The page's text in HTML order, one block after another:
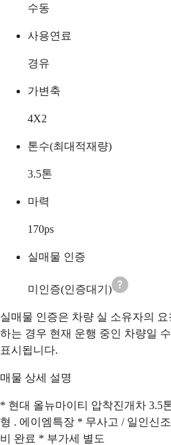
수동
사용연료
경유
가변축
4X2
톤수(최대적재량)
3.5톤
마력
170ps
실매물 인증
미인증(인증대기)
실매물 인증은 차량 실 소유자의
하는 경우 현재 운행 중인 차량일
표시됩니다.
매물 상세 설명
* 현대 올뉴마이티 압착진개차 3.5
형 . 에이엠특장 * 무사고 / 일인신
비 완료 * 부가세 별도